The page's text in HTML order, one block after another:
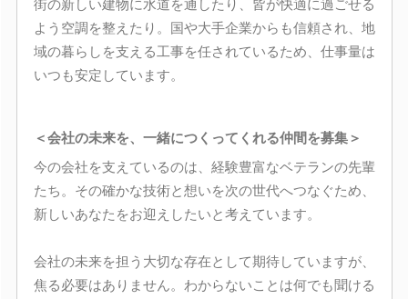
街の新しい建物に水道を通したり、皆が快適に過ごせる
よう空調を整えたり。国や大手企業からも信頼され、地
域の暮らしを支える工事を任されているため、仕事量は
いつも安定しています。
＜会社の未来を、一緒につくってくれる仲間を募集＞
今の会社を支えているのは、経験豊富なベテランの先輩
たち。その確かな技術と想いを次の世代へつなぐため、
新しいあなたをお迎えしたいと考えています。
会社の未来を担う大切な存在として期待していますが、
焦る必要はありません。わからないことは何でも聞ける